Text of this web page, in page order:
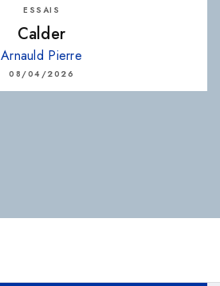
ESSAIS
Calder
Arnauld Pierre
08/04/2026